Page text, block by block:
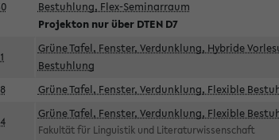
Bestuhlung, Flex-Seminarraum
Projekton nur über DTEN D7
Grüne Tafel, Fenster, Verdunklung, Hybride
Bestuhlung
Grüne Tafel, Fenster, Verdunklung, Flexible
Grüne Tafel, Fenster, Verdunklung, Flexible
Fakultät für Linguistik und Literaturwissenschaft